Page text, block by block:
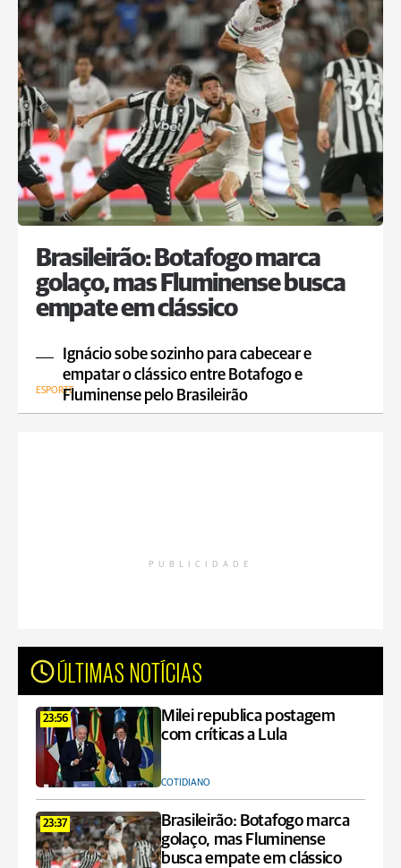
Brasileirão: Botafogo marca
golaço, mas Fluminense busca
empate em clássico
Ignácio sobe sozinho para cabecear e
empatar o clássico entre Botafogo e
Fluminense pelo Brasileirão
ESPORTE
PUBLICIDADE
ÚLTIMAS NOTÍCIAS
23:56
Milei republica postagem
com críticas a Lula
COTIDIANO
23:37
Brasileirão: Botafogo marca
golaço, mas Fluminense
busca empate em clássico